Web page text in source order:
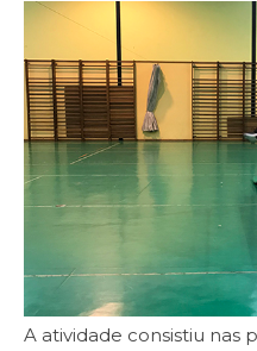
A atividade consistiu nas